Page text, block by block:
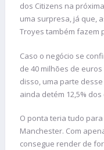
dos Citizens na
uma surpresa, já que,
Troyes também fazem
Caso o negócio se
de 40 milhões de
disso, uma parte
ainda detém 12,5%
O ponta teria tudo
Manchester. Com
consegue render de